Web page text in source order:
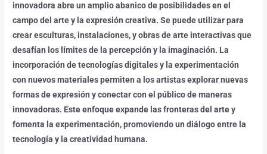
innovadora abre un amplio abanico de posibilidades en el
campo del arte y la expresión creativa. Se puede utilizar para
crear esculturas, instalaciones, y obras de arte interactivas que
desafían los límites de la percepción y la imaginación. La
incorporación de tecnologías digitales y la experimentación
con nuevos materiales permiten a los artistas explorar nuevas
formas de expresión y conectar con el público de maneras
innovadoras. Este enfoque expande las fronteras del arte y
fomenta la experimentación, promoviendo un diálogo entre la
tecnología y la creatividad humana.